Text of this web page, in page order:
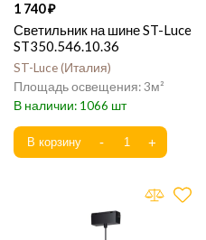
1 740
Светильник на шине ST-Luce
ST350.546.10.36
ST-Luce Италия
3
1066